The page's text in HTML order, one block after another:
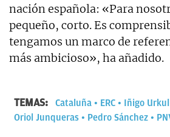
nación española: «Para
pequeño, corto. Es
tengamos un marco de
más ambicioso», ha añadido.
TEMAS: Cataluña ERC Iñigo
Oriol Junqueras
Pedro Sánchez